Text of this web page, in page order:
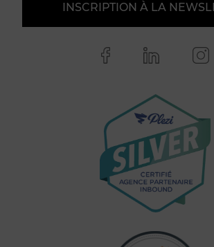
INSCRIPTION À LA